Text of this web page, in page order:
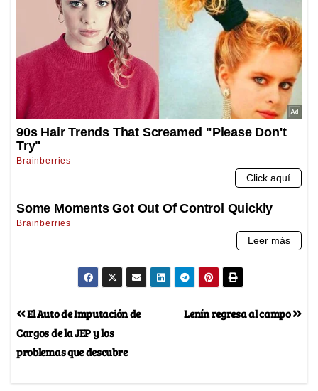
Lenín regresa al campo
El Auto de Imputación de
Cargos de la JEP y los
problemas que descubre